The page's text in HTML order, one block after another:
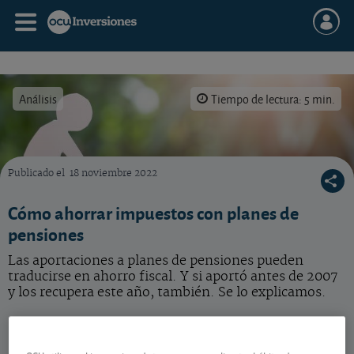
Análisis Tiempo de lectura: 5 min.
Las pensiones de cualquiera de los regímenes que integran el sistema de la
Publicado el 18 noviembre 2022
Cómo ahorrar impuestos con planes de
pensiones
Las aportaciones a planes de pensiones pueden
traducirse en ahorro fiscal. Y si aportó antes de 2007
y los recupera este año, también. Se lo explicamos.